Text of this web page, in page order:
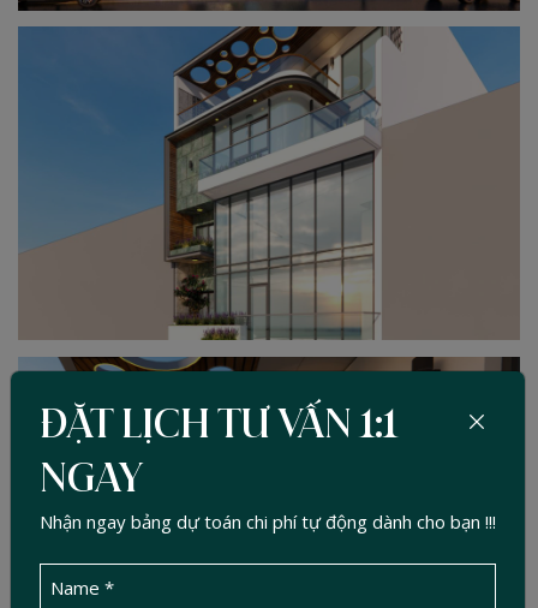
ĐẶT LỊCH TƯ VẤN 1:1
NGAY
Nhận ngay bảng dự toán chi phí tự động dành cho bạn !!!